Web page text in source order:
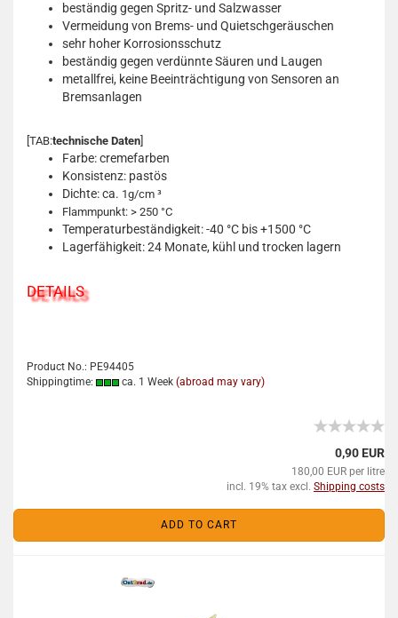
beständig gegen Spritz- und Salzwasser
Vermeidung von Brems- und Quietschgeräuschen
sehr hoher Korrosionsschutz
beständig gegen verdünnte Säuren und Laugen
metallfrei, keine Beeinträchtigung von Sensoren an
Bremsanlagen
[TAB:technische Daten
Farbe: cremefarben
Konsistenz: pastös
Dichte: ca. 1g/cm ³
Flammpunkt: > 250 °C
Temperaturbeständigkeit: -40 °C bis +1500 °C
Lagerfähigkeit: 24 Monate, kühl und trocken lagern
DETAILS
Product No.: PE94405
Shippingtime:
ca. 1 Week (abroad may vary)
0,90 EUR
180,00 EUR per litre
incl. 19% tax excl. Shipping costs
ADD TO CART